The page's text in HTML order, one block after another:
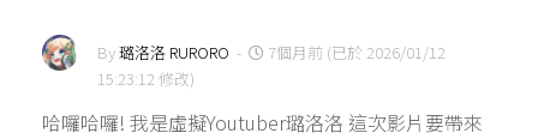
By璐洛洛 RURORO -
7個月前 (已於 2026/01/12
15:23:12 修改)
哈囉哈囉! 我是虛擬Youtuber璐洛洛 這次影片要帶來